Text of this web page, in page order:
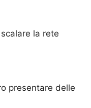
la rete
presentare delle